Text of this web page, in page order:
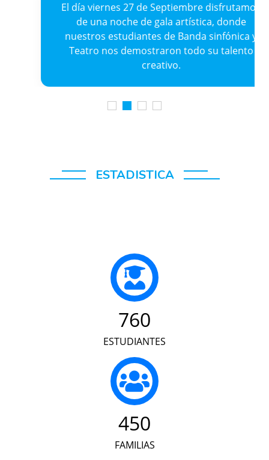
El día viernes 27 de Septiembre disfrutamos
de una noche de gala artística, donde
nuestros estudiantes de Banda sinfónica y
Teatro nos demostraron todo su talento
creativo.
ESTADISTICA
760
ESTUDIANTES
450
FAMILIAS